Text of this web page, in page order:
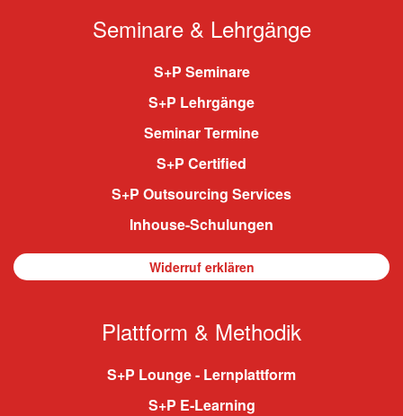
Seminare & Lehrgänge
S+P Seminare
S+P Lehrgänge
Seminar Termine
S+P Certified
S+P Outsourcing Services
Inhouse-Schulungen
Widerruf erklären
Plattform & Methodik
S+P Lounge - Lernplattform
S+P E-Learning